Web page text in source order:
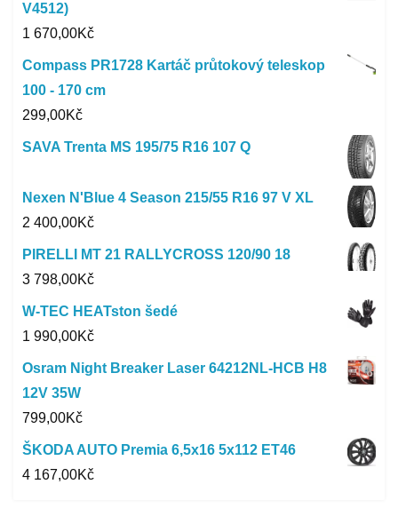
V4512)
1 670,00Kč
Compass PR1728 Kartáč průtokový teleskop
100 - 170 cm
299,00Kč
SAVA Trenta MS 195/75 R16 107 Q
Nexen N'Blue 4 Season 215/55 R16 97 V XL
2 400,00Kč
PIRELLI MT 21 RALLYCROSS 120/90 18
3 798,00Kč
W-TEC HEATston šedé
1 990,00Kč
Osram Night Breaker Laser 64212NL-HCB H8
12V 35W
799,00Kč
ŠKODA AUTO Premia 6,5x16 5x112 ET46
4 167,00Kč